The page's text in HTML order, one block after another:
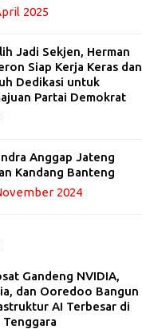
2025
Jadi Sekjen, Herman
Siap Kerja Keras dan
Dedikasi untuk
Partai Demokrat
Anggap Jateng
Kandang Banteng
2024
Gandeng NVIDIA,
dan Ooredoo Bangun
AI Terbesar di
Tenggara